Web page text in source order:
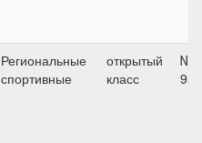
Региональные
спортивные
открытый
класс
95